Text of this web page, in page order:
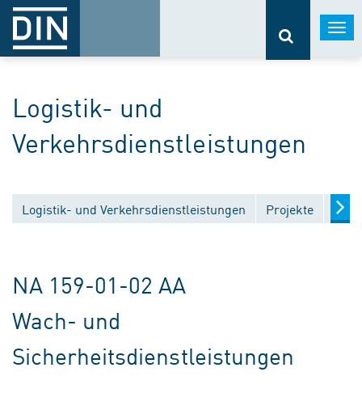
Logistik- und
Verkehrsdienstleistungen
Logistik- und Verkehrsdienstleistungen Projekte
NA 159-01-02 AA
Wach- und
Sicherheitsdienstleistungen